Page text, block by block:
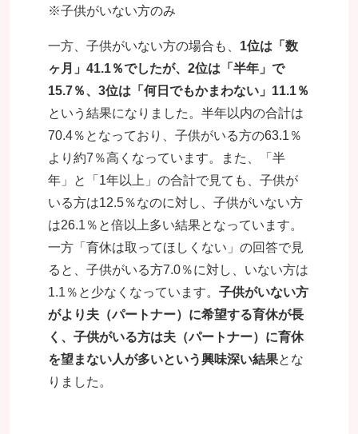
※子供がいない方のみ
一方、子供がいない方の場合も、 1位は「数
ヶ月」41.1％でしたが、2位は「半年」で
15.7％、3位は「何日でもかまわない」11.1％
という結果になりました。半年以内の合計は
70.4％となっており、子供がいる方の63.1％
より約7％高くなっています。また、「半
年」と「1年以上」の合計で見ても、子供が
いる方は12.5％なのに対し、子供がいない方
は26.1％と倍以上多い結果となっています。
一方「育休は取ってほしくない」の回答で見
ると、子供がいる方7.0％に対し、いない方は
1.1％と少なくなっています。子供がいない方
がより夫（パートナー）に希望する育休が長
く、子供がいる方は夫（パートナー）に育休
を望まない人が多いという興味深い結果とな
りました。